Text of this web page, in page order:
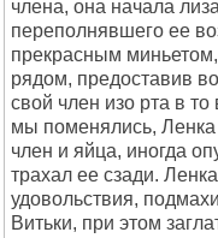
члена, она начала
переполнявшего ее
прекрасным
рядом, предоставив
свой член изо рта в
мы поменялись, Ленка
член и яйца, иногда
трахал ее сзади.
удовольствия,
Витьки, при этом